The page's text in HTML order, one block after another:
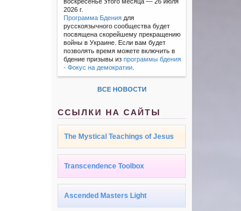
2026 г.
Программа Бдения для
русскоязычного сообщества будет
посвящена скорейшему прекращению
войны в Украине. Если вам будет
позволять время можете включить в
бдение призывы изпрограммы бдения
- Фокус на демократии
ВСЕ НОВОСТИ
ССЫЛКИ НА САЙТЫ
The Mystical Teachings of Jesus
Transcendence Toolbox
Ascended Masters Light